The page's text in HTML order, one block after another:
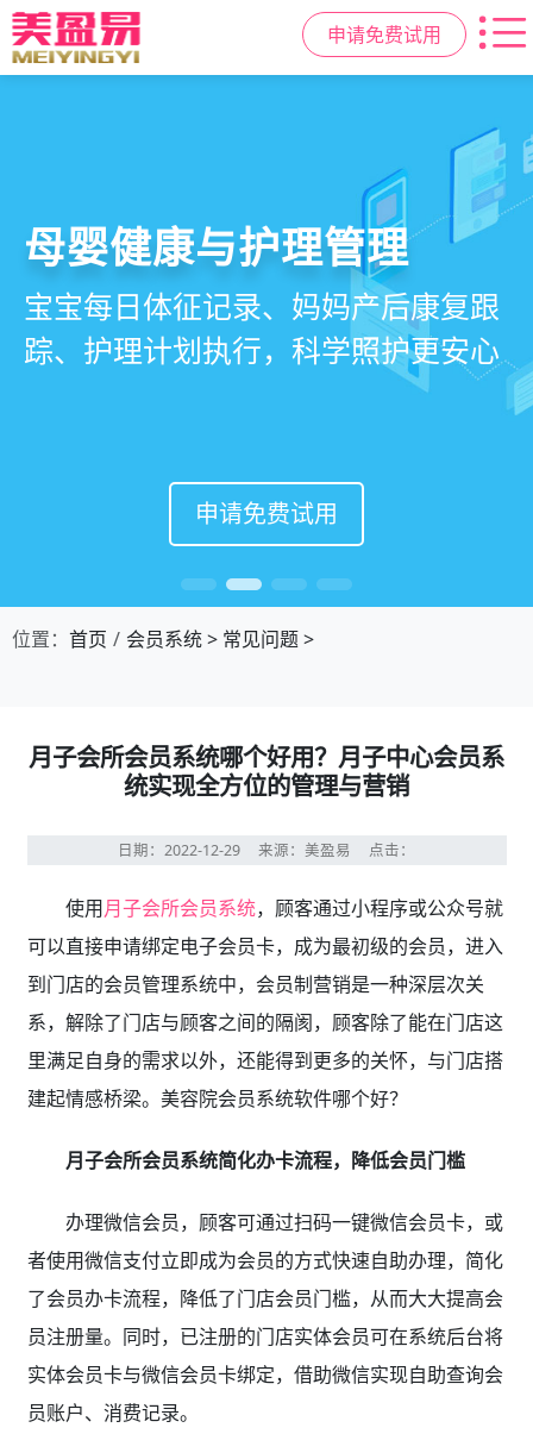
申请免费试用
智慧月子中心管理系统
一站式解决月子中心入住、护理、
餐饮、会员、财务、营销全流程管
理
申请免费试用
母婴健康与护理管理
宝宝每日体征记录、妈妈产后康复跟
踪、护理计划执行，科学照护更安心
申请免费试用
房态与预约管理
在线选房、预约入住、智能排房、资
源调度，提升入住率与客户满意度
申请免费试用
会员营销与智能锁客
会员积分、套餐定制、精准营销、客
户关怀，提升复购与转介绍
申请免费试用
位置： 首页 会员系统> 常见问题>
月子会所会员系统哪个好用？月子中心会员系
统实现全方位的管理与营销
日期：2022-12-29 来源：美盈易 点击：
使用月子会所会员系统，顾客通过小程序或公众号就
可以直接申请绑定电子会员卡，成为最初级的会员，进入
到门店的会员管理系统中，会员制营销是一种深层次关
系，解除了门店与顾客之间的隔阂，顾客除了能在门店这
里满足自身的需求以外，还能得到更多的关怀，与门店搭
建起情感桥梁。美容院会员系统软件哪个好？
月子会所会员系统简化办卡流程，降低会员门槛
办理微信会员，顾客可通过扫码一键微信会员卡，或
者使用微信支付立即成为会员的方式快速自助办理，简化
了会员办卡流程，降低了门店会员门槛，从而大大提高会
员注册量。同时，已注册的门店实体会员可在系统后台将
实体会员卡与微信会员卡绑定，借助微信实现自助查询会
员账户、消费记录。